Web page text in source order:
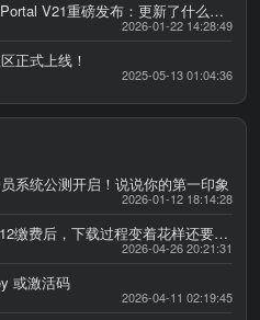
西门子TIA Portal V21重磅发布：更新了什么功能？AI赋能自动化工程，重构效率与可用性新标杆，西门子博图 TIA Portal V21 官方权威更新全解
2026-01-22 14:28:49
正式上线！
2025-05-13 01:04:36
员系统公测开启！说说你的第一印象
2026-01-12 18:14:28
软件CREO12缴费后，下载过程变着花样还要缴费，要求退款。
2026-04-26 20:21:31
或激活码
2026-04-11 02:19:45